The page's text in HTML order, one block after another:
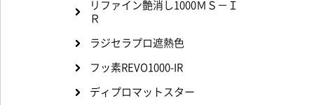
リファイン艶消し1000ＭＳ－Ｉ
Ｒ
ラジセラプロ遮熱色
フッ素REVO1000-IR
ディプロマットスター